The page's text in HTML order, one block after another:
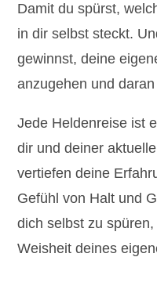
Damit du spürst,
in dir selbst steckt.
gewinnst, deine
anzugehen und
Jede Heldenreise ist
dir und deiner
vertiefen deine
Gefühl von Halt und
dich selbst zu
Weisheit deines